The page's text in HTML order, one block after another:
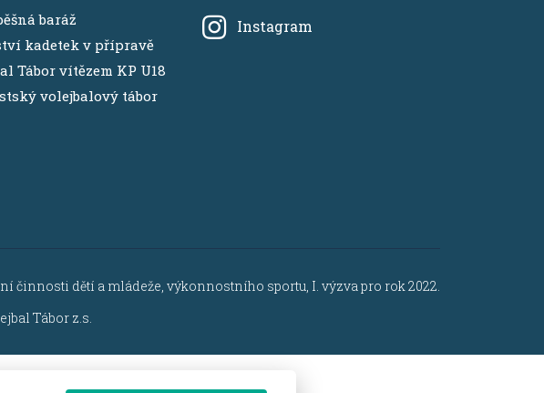
baráž
kadetek v přípravě
Tábor vítězem KP U18
volejbalový tábor
Instagram
činnosti dětí a mládeže, výkonnostního sportu, I. výzva pro rok 2022.
Tábor z.s.